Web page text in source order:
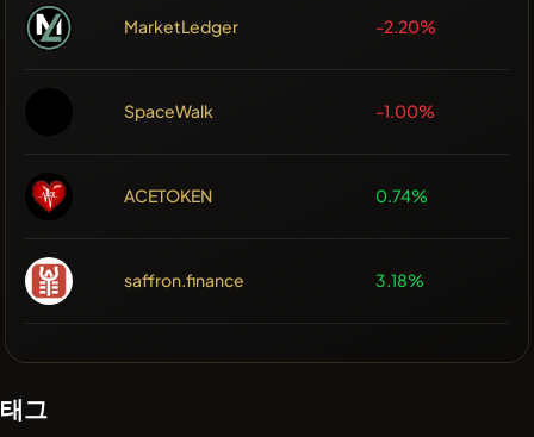
MarketLedger -2.20%
SpaceWalk -1.00%
ACETOKEN 0.74%
saffron.finance 3.18%
태그